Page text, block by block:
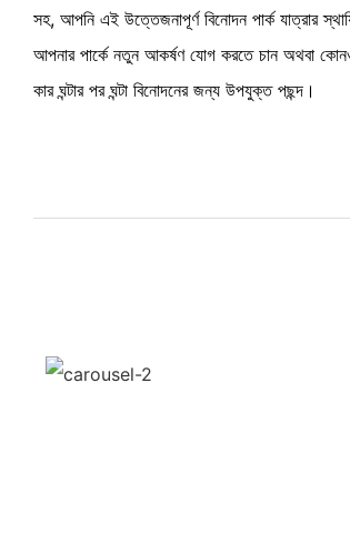
সহ, আপনি এই উত্তেজনাপূর্ণ বিনোদন পার্ক যাত্রার
আপনার পার্কে নতুন আকর্ষণ যোগ করতে চান অথবা
কার ঘন্টার পর ঘন্টা বিনোদনের জন্য উপযুক্ত পছন্দ।